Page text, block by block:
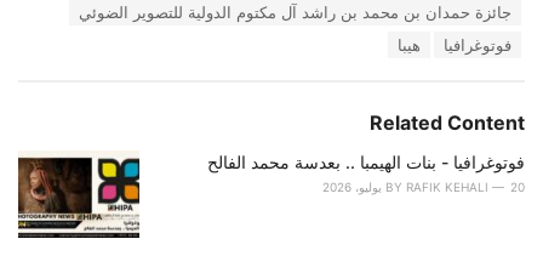
e
s
:
جائزة حمدان بن محمد بن راشد آل مكتوم الدولية للتصوير الضوئي
فوتوغرافيا
هيبا
Related Content
فوتوغرافيا - بنات الهيمبا .. بعدسة محمد الفالح
BY RAFIK KEHALI 20 يوليو، 2026